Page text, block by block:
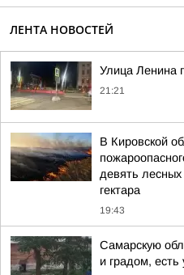
ЛЕНТА НОВОСТЕЙ
Улица Ленина
21:21
В Кировской
девять
гектара
19:43
Самарскую
и градом,